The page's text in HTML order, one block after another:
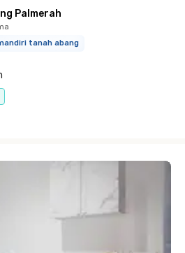
Palmerah
tanah abang